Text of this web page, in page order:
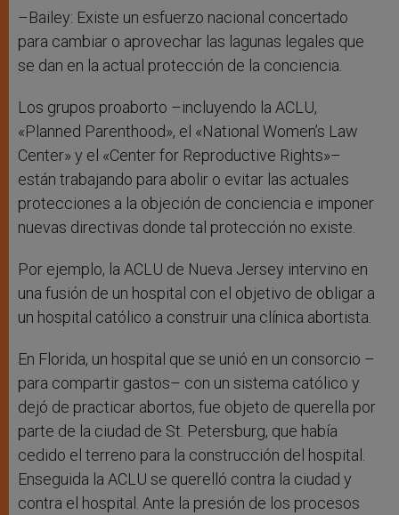
–Bailey: Existe un esfuerzo nacional concertado
para cambiar o aprovechar las lagunas legales que
se dan en la actual protección de la conciencia.
Los grupos proaborto –incluyendo la ACLU,
«Planned Parenthood», el «National Women’s Law
Center» y el «Center for Reproductive Rights»–
están trabajando para abolir o evitar las actuales
protecciones a la objeción de conciencia e imponer
nuevas directivas donde tal protección no existe.
Por ejemplo, la ACLU de Nueva Jersey intervino en
una fusión de un hospital con el objetivo de obligar a
un hospital católico a construir una clínica abortista.
En Florida, un hospital que se unió en un consorcio –
para compartir gastos– con un sistema católico y
dejó de practicar abortos, fue objeto de querella por
parte de la ciudad de St. Petersburg, que había
cedido el terreno para la construcción del hospital.
Enseguida la ACLU se querelló contra la ciudad y
contra el hospital. Ante la presión de los procesos